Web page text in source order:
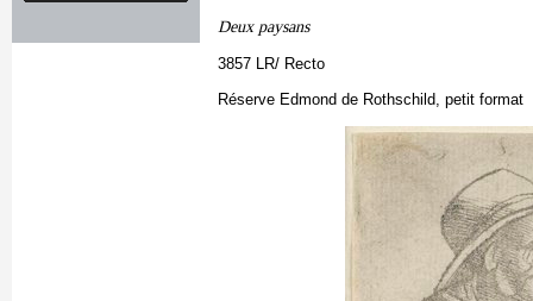
Deux paysans
3857 LR/ Recto
Réserve Edmond de Rothschild, petit format